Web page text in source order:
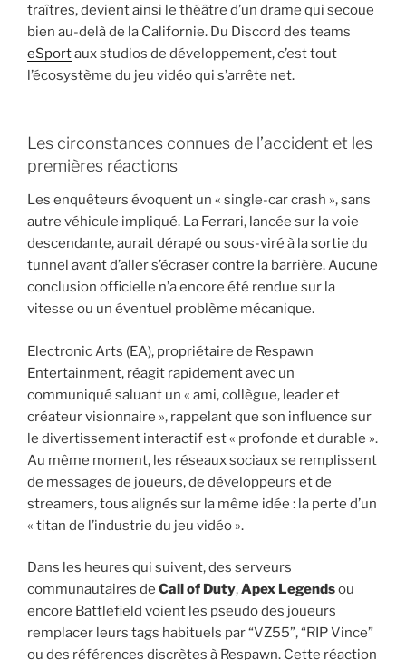
traîtres, devient ainsi le théâtre d’un drame qui secoue
bien au-delà de la Californie. Du Discord des teams
eSportaux studios de développement, c’est tout
l’écosystème du jeu vidéo qui s’arrête net.
Les circonstances connues de l’accident et les
premières réactions
Les enquêteurs évoquent un « single-car crash », sans
autre véhicule impliqué. La Ferrari, lancée sur la voie
descendante, aurait dérapé ou sous-viré à la sortie du
tunnel avant d’aller s’écraser contre la barrière. Aucune
conclusion officielle n’a encore été rendue sur la
vitesse ou un éventuel problème mécanique.
Electronic Arts (EA), propriétaire de Respawn
Entertainment, réagit rapidement avec un
communiqué saluant un « ami, collègue, leader et
créateur visionnaire », rappelant que son influence sur
le divertissement interactif est « profonde et durable ».
Au même moment, les réseaux sociaux se remplissent
de messages de joueurs, de développeurs et de
streamers, tous alignés sur la même idée : la perte d’un
« titan de l’industrie du jeu vidéo ».
Dans les heures qui suivent, des serveurs
communautaires de Call of Duty,Apex Legendsou
encore Battlefield voient les pseudo des joueurs
remplacer leurs tags habituels par “VZ55”, “RIP Vince”
ou des références discrètes à Respawn. Cette réaction